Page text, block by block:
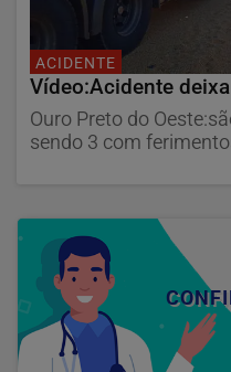
ACIDENTE
Vídeo:Acidente
Ouro Preto do
sendo 3 com